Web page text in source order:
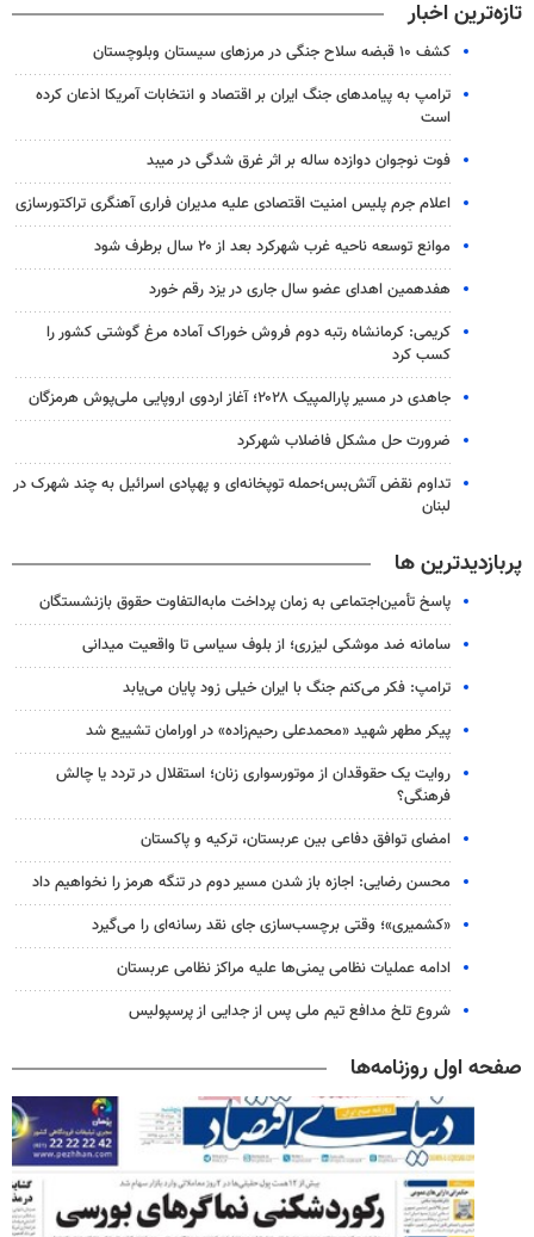
تازه‌ترین اخبار
کشف ۱۰ قبضه سلاح جنگی در مرزهای سیستان وبلوچستان
ترامپ به پیامدهای جنگ ایران بر اقتصاد و انتخابات آمریکا اذعان کرده
است
فوت نوجوان دوازده ساله بر اثر غرق شدگی در میبد
اعلام جرم پلیس امنیت اقتصادی علیه مدیران فراری آهنگری تراکتورسازی
موانع توسعه ناحیه غرب شهرکرد بعد از ۲۰ سال برطرف شود
هفدهمین اهدای عضو سال جاری در یزد رقم خورد
کریمی: کرمانشاه رتبه دوم فروش خوراک آماده مرغ گوشتی کشور را
کسب کرد
جاهدی در مسیر پارالمپیک ۲۰۲۸؛ آغاز اردوی اروپایی ملی‌پوش هرمزگان
ضرورت حل مشکل فاضلاب شهرکرد
تداوم نقض آتش‌بس؛حمله توپخانه‌ای و پهپادی اسرائیل به چند شهرک در
لبنان
پربازدیدترین ها
پاسخ تأمین‌اجتماعی به زمان پرداخت مابه‌التفاوت حقوق بازنشستگان
سامانه ضد موشکی لیزری؛ از بلوف سیاسی تا واقعیت میدانی
ترامپ: فکر می‌کنم جنگ با ایران خیلی زود پایان می‌یابد
پیکر مطهر شهید «محمدعلی رحیم‌زاده» در اورامان تشییع شد
روایت یک حقوقدان از موتورسواری زنان؛ استقلال در تردد یا چالش
فرهنگی؟
امضای توافق دفاعی بین عربستان، ترکیه و پاکستان
محسن رضایی: اجازه باز شدن مسیر دوم در تنگه هرمز را نخواهیم داد
«کشمیری»؛ وقتی برچسب‌سازی جای نقد رسانه‌ای را می‌گیرد
ادامه عملیات نظامی یمنی‌ها علیه مراکز نظامی عربستان
شروع تلخ مدافع تیم ملی پس از جدایی از پرسپولیس
صفحه اول روزنامه‌ها